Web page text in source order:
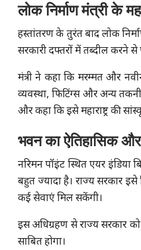
लोक निर्माण मंत्री के
हस्तांतरण के तुरंत बाद लोक
सरकारी दफ्तरों में तब्दील करने
मंत्री ने कहा कि मरम्मत और
व्यवस्था, फिटिंग्स और अन्य
और कहा कि इसे महाराष्ट्र की
भवन का ऐतिहासिक और
नरिमन पॉइंट स्थित एयर इंडिया
बहुत ज्यादा है। राज्य सरकार
कई सेवाएं मिल सकेंगी।
इस अधिग्रहण से राज्य सरकार
साबित होगा।